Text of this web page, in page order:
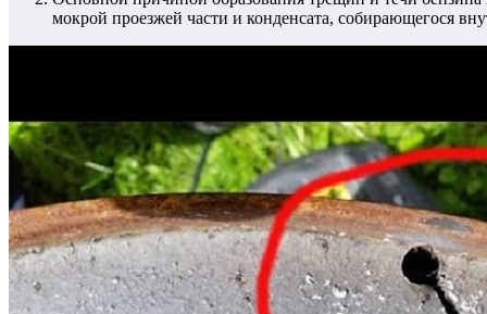
мокрой проезжей части и конденсата, собирающегося